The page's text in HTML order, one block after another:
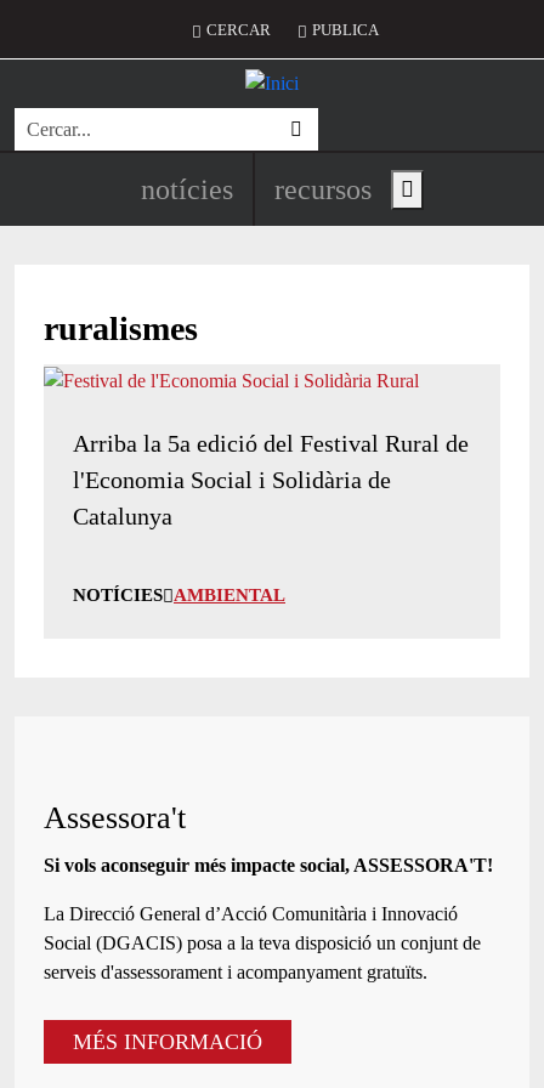
Menú del compte d'usuari
CERCAR PUBLICA
Cerca
Navegació principal de
notícies recursos Show main menu
ruralismes
Arriba la 5a edició del Festival Rural de
l'Economia Social i Solidària de
Catalunya
NOTÍCIES AMBIENTAL
Assessora't
Si vols aconseguir més impacte social, ASSESSORA'T!
La Direcció General d’Acció Comunitària i Innovació
Social (DGACIS) posa a la teva disposició un conjunt de
serveis d'assessorament i acompanyament gratuïts.
MÉS INFORMACIÓ